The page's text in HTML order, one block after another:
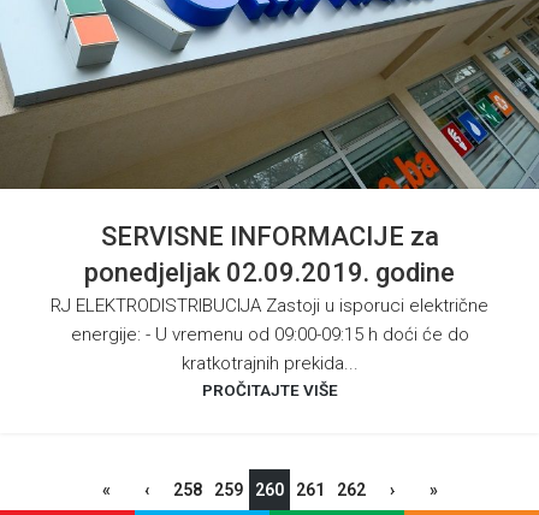
SERVISNE INFORMACIJE za
ponedjeljak 02.09.2019. godine
RJ ELEKTRODISTRIBUCIJA Zastoji u isporuci električne
energije: - U vremenu od 09:00-09:15 h doći će do
kratkotrajnih prekida...
PROČITAJTE VIŠE
« ‹ 258 259 260 261 262 › »